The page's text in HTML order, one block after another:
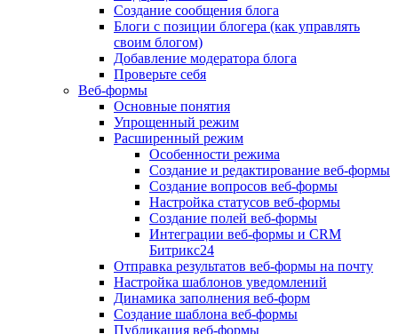
Создание сообщения блога
Блоги с позиции блогера (как управлять
своим блогом)
Добавление модератора блога
Проверьте себя
Веб-формы
Основные понятия
Упрощенный режим
Расширенный режим
Особенности режима
Создание и редактирование веб-формы
Создание вопросов веб-формы
Настройка статусов веб-формы
Создание полей веб-формы
Интеграции веб-формы и CRM
Битрикс24
Отправка результатов веб-формы на почту
Настройка шаблонов уведомлений
Динамика заполнения веб-форм
Создание шаблона веб-формы
Публикация веб-формы